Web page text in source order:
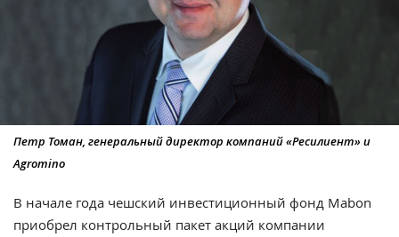
Петр Томан, генеральный директор компаний «Ресилиент» и
Agromino
В начале года чешский инвестиционный фонд Mabon
приобрел контрольный пакет акций компании